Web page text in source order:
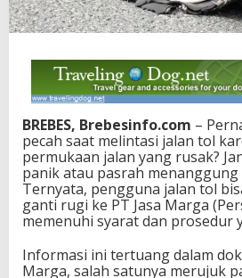
BREBES, Brebesinfo.com –
pecah saat melintasi jalan tol
permukaan jalan yang rusak?
panik atau pasrah
Ternyata, pengguna jalan tol
ganti rugi ke PT Jasa Marga
memenuhi syarat dan prosedur
Informasi ini tertuang dalam
Marga, salah satunya merujuk